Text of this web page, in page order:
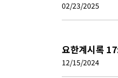
02/23/2025
요한계시록
12/15/2024